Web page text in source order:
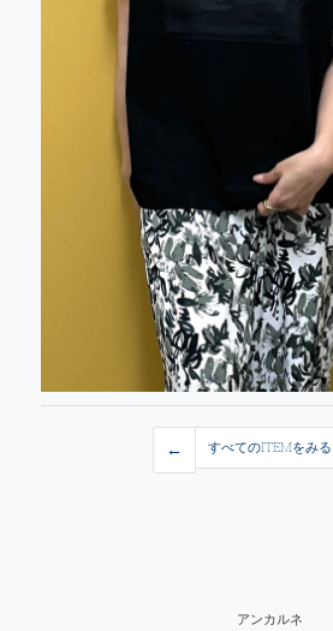
← すべてのITEMをみる
アンカルネ